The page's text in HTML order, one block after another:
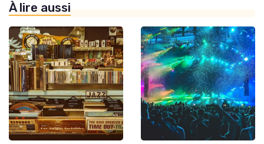
À lire aussi